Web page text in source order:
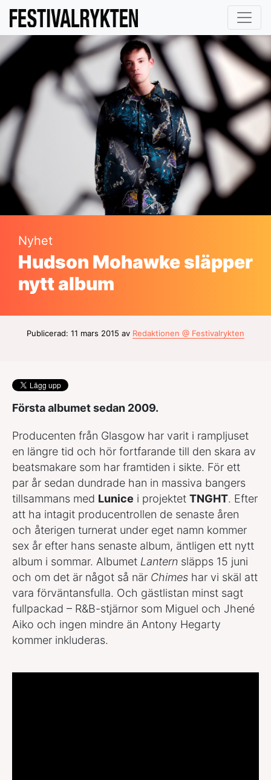
Nyhet
Hudson Mohawke släpper
nytt album
Publicerad: 11 mars 2015 av Redaktionen @ Festivalrykten
Första albumet sedan 2009.
Producenten från Glasgow har varit i rampljuset
en längre tid och hör fortfarande till den skara av
beatsmakare som har framtiden i sikte. För ett
par år sedan dundrade han in massiva bangers
tillsammans med Lunice i projektet TNGHT. Efter
att ha intagit producentrollen de senaste åren
och återigen turnerat under eget namn kommer
sex år efter hans senaste album, äntligen ett nytt
album i sommar. Albumet Lantern släpps 15 juni
och om det är något så när Chimes har vi skäl att
vara förväntansfulla. Och gästlistan minst sagt
fullpackad – R&B-stjärnor som Miguel och Jhené
Aiko och ingen mindre än Antony Hegarty
kommer inkluderas.